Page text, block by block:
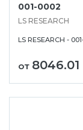
001-0002
LS RESEARCH
LS RESEARCH -
от